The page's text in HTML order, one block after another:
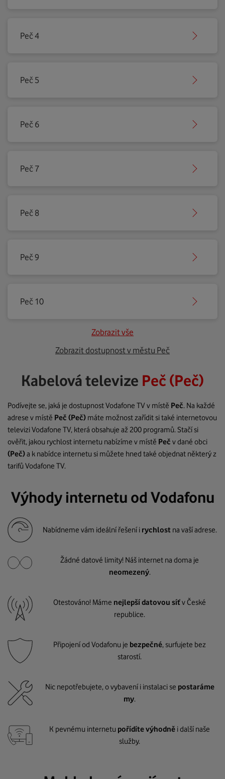
Peč 4
Peč 5
Peč 6
Peč 7
Peč 8
Peč 9
Peč 10
Zobrazit vše
Zobrazit dostupnost v městu Peč
Kabelová televize Peč (Peč)
Podívejte se, jaká je dostupnost Vodafone TV v místě Peč. Na každé
adrese v místě Peč (Peč) máte možnost zařídit si také internetovou
televizi Vodafone TV, která obsahuje až 200 programů. Stačí si
ověřit, jakou rychlost internetu nabízíme v místě Peč v dané obci
(Peč)a k nabídce internetu si můžete hned také objednat některý z
tarifů Vodafone TV.
Výhody internetu od Vodafonu
Nabídneme vám ideální řešení i rychlost na vaší adrese.
Žádné datové limity! Náš internet na doma je
neomezený.
Otestováno! Máme nejlepší datovou síťv České
republice.
Připojení od Vodafonu je bezpečné, surfujete bez
starostí.
Nic nepotřebujete, o vybavení i instalaci se postaráme
my.
K pevnému internetu pořídíte výhodně i další naše
služby.